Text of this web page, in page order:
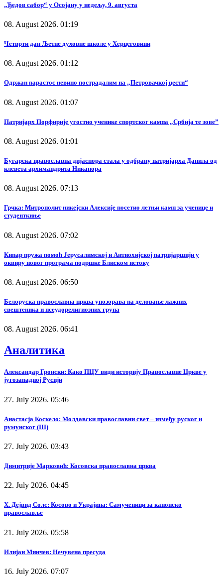
„Ђедов сабор“ у Осојану у недељу, 9. августа
08. August 2026. 01:19
Четврти дан Љетне духовне школе у Херцеговини
08. August 2026. 01:12
Одржан парастос невино пострадалим на „Петровачкој цести“
08. August 2026. 01:07
Патријарх Порфирије угостио ученике спортског кампа „Србија те зове”
08. August 2026. 01:01
Бугарска православна дијаспора стала у одбрану патријарха Данила од
клевета архимандрита Никанора
08. August 2026. 07:13
Грчка: Митрополит никејски Алексије посетио летњи камп за ученице и
студенткиње
08. August 2026. 07:02
Кипар пружа помоћ Јерусалимској и Антиохијској патријаршији у
оквиру новог програма подршке Блиском истоку
08. August 2026. 06:50
Белоруска православна црква упозорава на деловање лажних
свештеника и псеудорелигиозних група
08. August 2026. 06:41
Аналитика
Александар Гронски: Како ПЦУ види историју Православне Цркве у
југозападној Русији
27. July 2026. 05:46
Анастасја Коскело: Молдавски православни свет – између руског и
румунског (III)
27. July 2026. 03:43
Димитрије Марковић: Косовска православна црква
22. July 2026. 04:45
Х. Дејвид Солс: Косово и Украјина: Самученици за канонско
православље
21. July 2026. 05:58
Илијан Минчев: Нечувена пресуда
16. July 2026. 07:07